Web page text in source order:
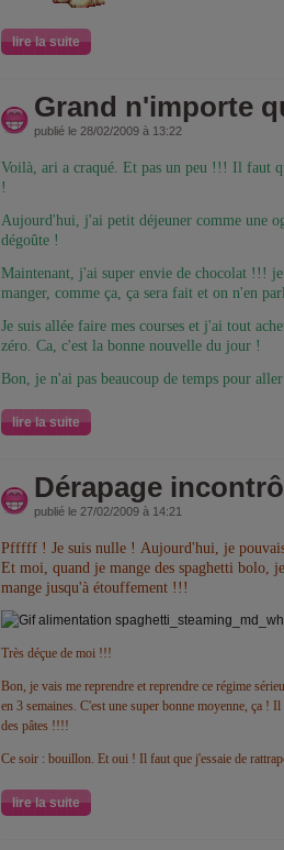
lire la suite
Grand n'importe
publié le 28/02/2009 à 13:22
Voilà, ari a craqué. Et pas un peu !!! Il faut
!
Aujourd'hui, j'ai petit déjeuner comme une
dégoûte !
Maintenant, j'ai super envie de chocolat !!! je
manger, comme ça, ça sera fait et on n'en
Je suis allée faire mes courses et j'ai tout
zéro. Ca, c'est la bonne nouvelle du jour !
Bon, je n'ai pas beaucoup de temps pour
lire la suite
Dérapage
publié le 27/02/2009 à 14:21
Pfffff ! Je suis nulle ! Aujourd'hui, je
Et moi, quand je mange des spaghetti bolo,
mange jusqu'à étouffement !!!
Très déçue de moi !!!
Bon, je vais me reprendre et reprendre ce régime
en 3 semaines. C'est une super bonne moyenne, ça !
des pâtes !!!!
Ce soir : bouillon. Et oui ! Il faut que j'essaie de
lire la suite